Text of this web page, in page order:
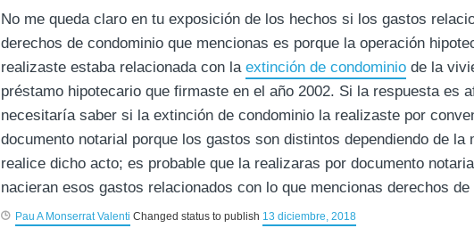
No me queda claro en tu exposición de los hechos si los gastos
derechos de condominio que mencionas es porque la operación
realizaste estaba relacionada con la extinción de condominio de la
préstamo hipotecario que firmaste en el año 2002. Si la respuesta es
necesitaría saber si la extinción de condominio la realizaste por
documento notarial porque los gastos son distintos dependiendo de la
realice dicho acto; es probable que la realizaras por documento
nacieran esos gastos relacionados con lo que mencionas derechos de
Pau A Monserrat Valenti Changed status to publish 13 diciembre, 2018